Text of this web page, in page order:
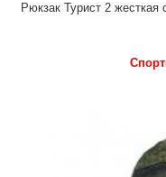
Рюкзак Турист 2